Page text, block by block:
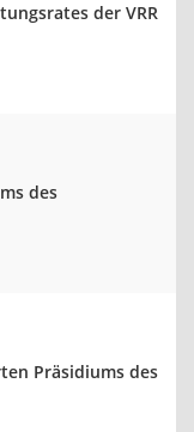
der VRR
des
Präsidiums des